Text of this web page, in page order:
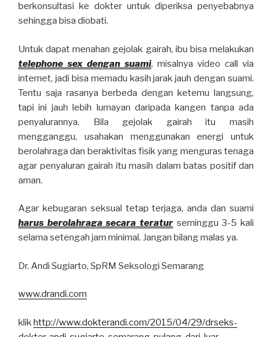
berkonsultasi ke dokter untuk diperiksa penyebabnya
sehingga bisa diobati.
Untuk dapat menahan gejolak gairah, ibu bisa melakukan
telephone sex dengan suami, misalnya video call via
internet, jadi bisa memadu kasih jarak jauh dengan suami.
Tentu saja rasanya berbeda dengan ketemu langsung,
tapi ini jauh lebih lumayan daripada kangen tanpa ada
penyalurannya. Bila gejolak gairah itu masih
mengganggu, usahakan menggunakan energi untuk
berolahraga dan beraktivitas fisik yang menguras tenaga
agar penyaluran gairah itu masih dalam batas positif dan
aman.
Agar kebugaran seksual tetap terjaga, anda dan suami
harus berolahraga secara teratur seminggu 3-5 kali
selama setengah jam minimal. Jangan bilang malas ya.
Dr. Andi Sugiarto, SpRM Seksologi Semarang
www.drandi.com
klikhttp://www.dokterandi.com/2015/04/29/drseks-